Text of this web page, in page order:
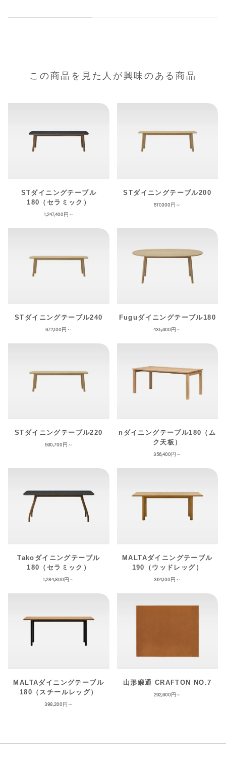
この商品を見た人が興味のある商品
STダイニングテーブル
180（セラミック）
1,247,400
STダイニングテーブル200
517,000
STダイニングテーブル240
672,100
Fuguダイニングテーブル180
435,600
STダイニングテーブル220
590,700
nダイニングテーブル180（ム
ク天板）
356,400
Takoダイニングテーブル
180（セラミック）
1,284,800
MALTAダイニングテーブル
190（ウッドレッグ）
364,100
MALTAダイニングテーブル
180（スチールレッグ）
398,200
山形緞通 CRAFTON NO.7
292,600